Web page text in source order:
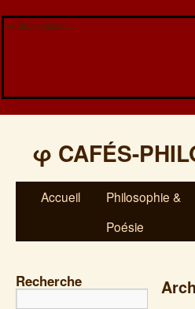
Veuillez patienter...
φ CAFÉS-
Accueil
Philosophie &
Poésie
Recherche